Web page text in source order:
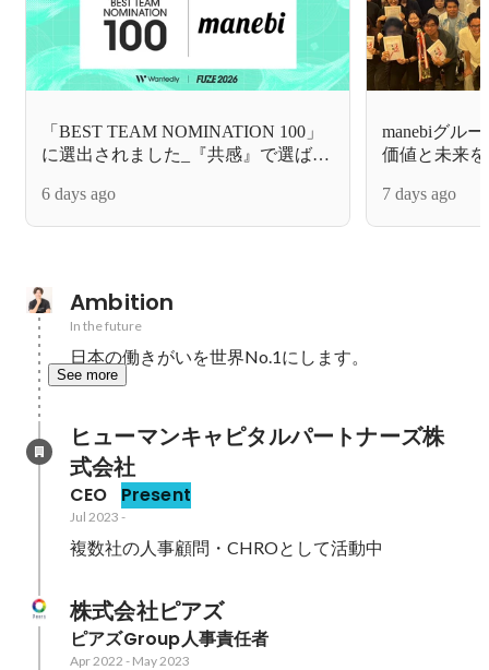
「BEST TEAM NOMINATION 100」
に選出されました_『共感』で選ばれ
6 days ago
manebiグル
価値と未来
7 days ago
Ambition
In the future
日本の働きがいを世界No.1にします。
See more
ヒューマンキャピタルパートナーズ株
式会社
CEO Present
Jul 2023 -
複数社の人事顧問・CHROとして活動中
株式会社ピアズ
ピアズGroup人事責任者
Apr 2022 - May 2023